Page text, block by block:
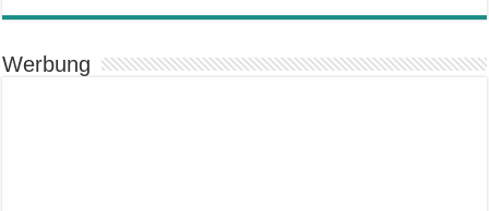
Werbung